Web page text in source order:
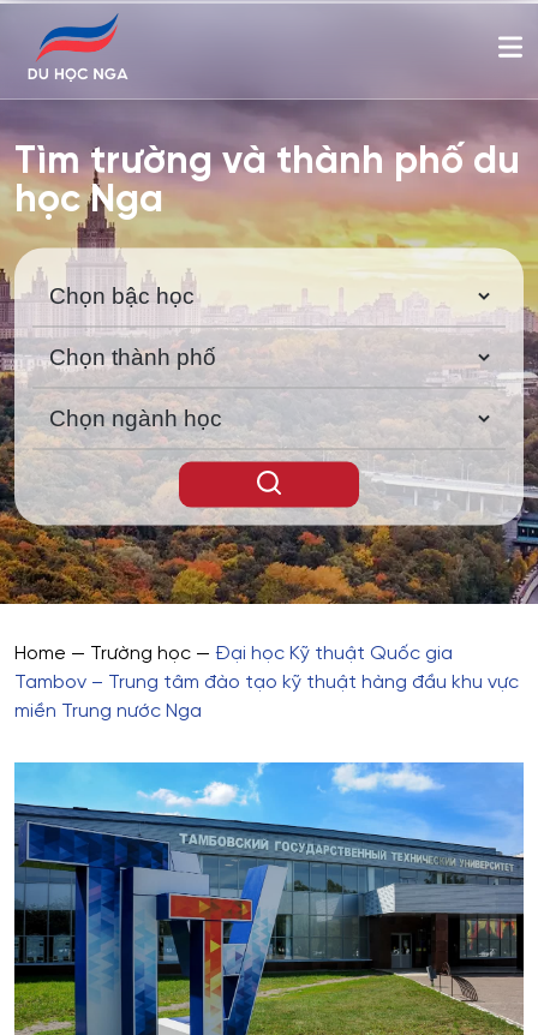
Tìm trường và thành phố du
học Nga
Home — Trường học — Đại học Kỹ thuật Quốc gia
Tambov – Trung tâm đào tạo kỹ thuật hàng đầu khu vực
miền Trung nước Nga